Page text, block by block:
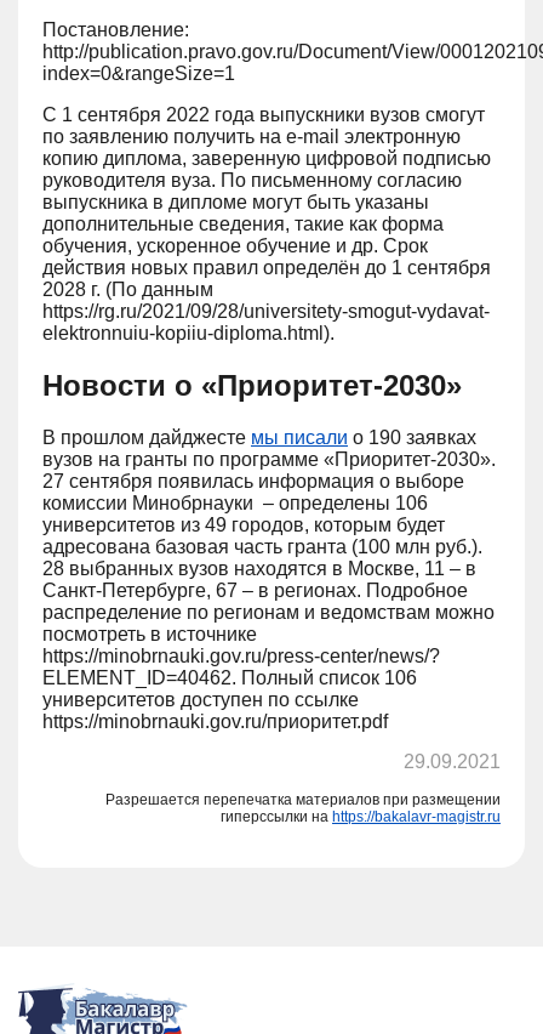
Постановление:
http://publication.pravo.gov.ru/Document/View/
index=0&rangeSize=1
С 1 сентября 2022 года выпускники вузов смогут
по заявлению получить на e-mail электронную
копию диплома, заверенную цифровой подписью
руководителя вуза. По письменному согласию
выпускника в дипломе могут быть указаны
дополнительные сведения, такие как форма
обучения, ускоренное обучение и др. Срок
действия новых правил определён до 1 сентября
2028 г. (По данным
https://rg.ru/2021/09/28/universitety-smogut-vydavat-
elektronnuiu-kopiiu-diploma.html).
Новости о «Приоритет-2030»
В прошлом дайджесте мы писали о 190 заявках
вузов на гранты по программе «Приоритет-2030».
27 сентября появилась информация о выборе
комиссии Минобрнауки – определены 106
университетов из 49 городов, которым будет
адресована базовая часть гранта (100 млн руб.).
28 выбранных вузов находятся в Москве, 11 – в
Санкт-Петербурге, 67 – в регионах. Подробное
распределение по регионам и ведомствам можно
посмотреть в источнике
https://minobrnauki.gov.ru/press-center/news/?
ELEMENT_ID=40462. Полный список 106
университетов доступен по ссылке
https://minobrnauki.gov.ru/приоритет.pdf
29.09.2021
Разрешается перепечатка материалов при размещении
гиперссылки на https://bakalavr-magistr.ru